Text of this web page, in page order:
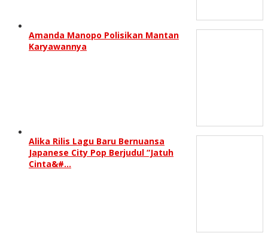
Amanda Manopo Polisikan Mantan
Karyawannya
Alika Rilis Lagu Baru Bernuansa
Japanese City Pop Berjudul “Jatuh
Cinta&#…